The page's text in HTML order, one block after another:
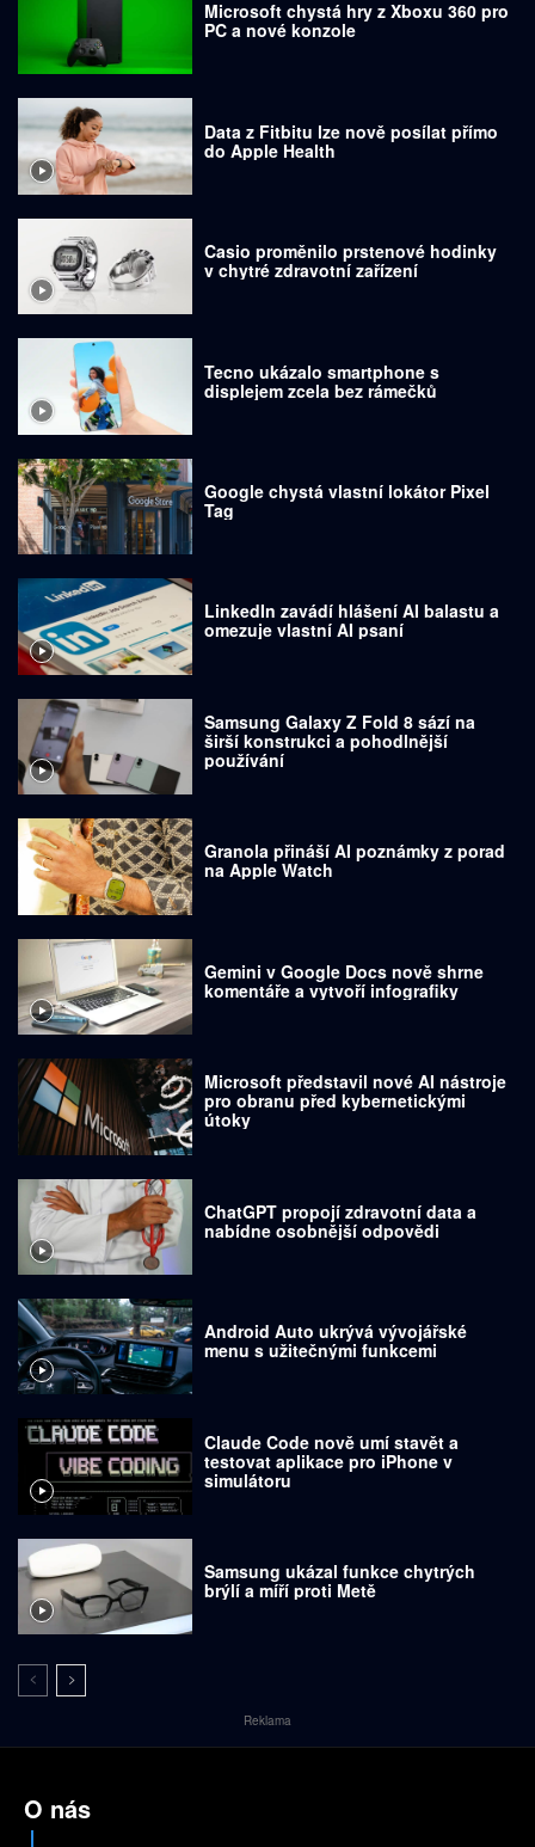
Microsoft chystá hry z Xboxu 360 pro
PC a nové konzole
Data z Fitbitu lze nově posílat přímo
do Apple Health
Casio proměnilo prstenové hodinky
v chytré zdravotní zařízení
Tecno ukázalo smartphone s
displejem zcela bez rámečků
Google chystá vlastní lokátor Pixel
Tag
LinkedIn zavádí hlášení AI balastu a
omezuje vlastní AI psaní
Samsung Galaxy Z Fold 8 sází na
širší konstrukci a pohodlnější
používání
Granola přináší AI poznámky z porad
na Apple Watch
Gemini v Google Docs nově shrne
komentáře a vytvoří infografiky
Microsoft představil nové AI nástroje
pro obranu před kybernetickými
útoky
ChatGPT propojí zdravotní data a
nabídne osobnější odpovědi
Android Auto ukrývá vývojářské
menu s užitečnými funkcemi
Claude Code nově umí stavět a
testovat aplikace pro iPhone v
simulátoru
Samsung ukázal funkce chytrých
brýlí a míří proti Metě
Reklama
O nás